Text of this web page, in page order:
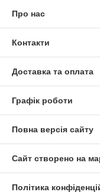
Про нас
Контакти
Доставка та оплата
Графік роботи
Повна версія сайту
Сайт створено на
Політика